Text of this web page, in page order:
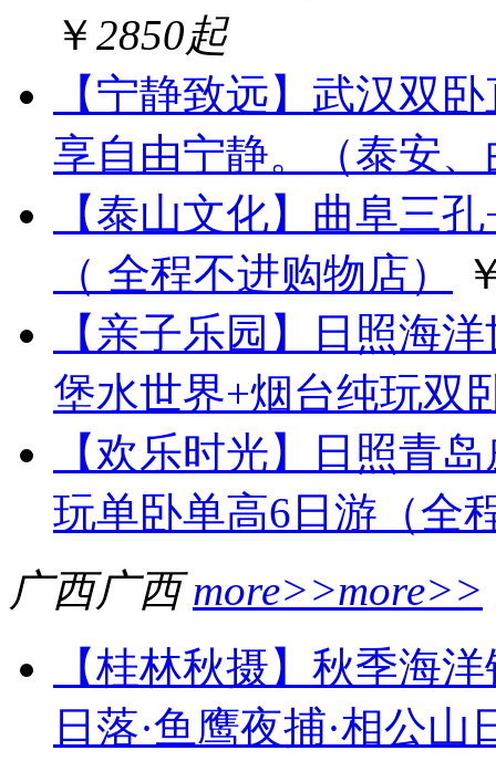
￥2850起
【宁静致远】武汉双
享自由宁静。（泰安
【泰山文化】曲阜三
（ 全程不进购物店）
【亲子乐园】日照海
堡水世界+烟台纯玩双
【欢乐时光】日照青
玩单卧单高6日游（全
广西广西 more>>more>>
【桂林秋摄】秋季海
日落·鱼鹰夜捕·相公